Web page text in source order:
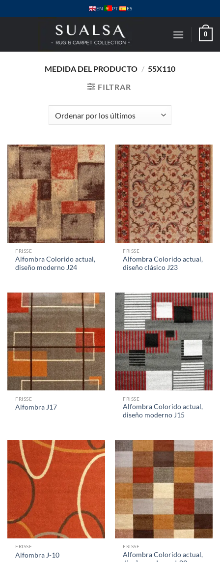
al
EN PT ES
0
MEDIDA DEL PRODUCTO / 55X110
FILTRAR
FRISSE
Alfombra Colorido actual,
diseño moderno J24
FRISSE
Alfombra Colorido actual,
diseño clásico J23
FRISSE
Alfombra J17
FRISSE
Alfombra Colorido actual,
diseño moderno J15
FRISSE
Alfombra J-10
FRISSE
Alfombra Colorido actual,